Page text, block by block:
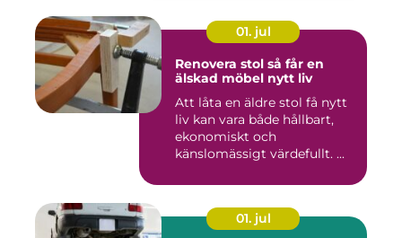
01. jul
Renovera stol så får en
älskad möbel nytt liv
Att låta en äldre stol få nytt
liv kan vara både hållbart,
ekonomiskt och
känslomässigt värdefullt. ...
01. jul